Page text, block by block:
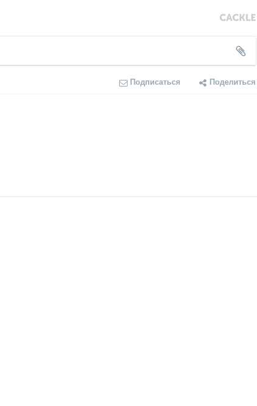
Подписаться Поделиться